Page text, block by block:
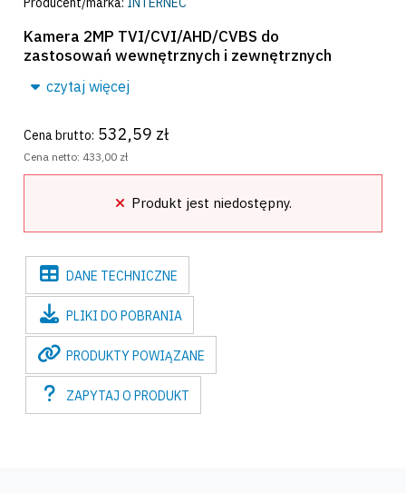
Kamera 2MP TVI/CVI/AHD/CVBS do
zastosowań wewnętrznych i zewnętrznych
czytaj więcej
Cena brutto: 532,59 zł
Cena netto: 433,00 zł
Produkt jest niedostępny.
DANE TECHNICZNE
PLIKI DO POBRANIA
PRODUKTY POWIĄZANE
ZAPYTAJO PRODUKT